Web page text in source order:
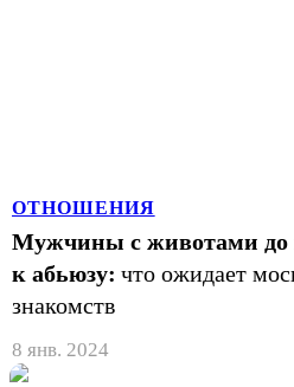
ОТНОШЕНИЯ
Мужчины с животами до
к абьюзу: что ожидает
знакомств
8 янв. 2024